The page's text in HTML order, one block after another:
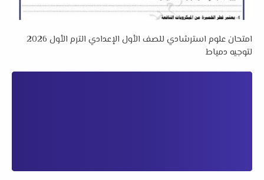
امتحان علوم استرشادي للصف الأول الإعدادي الترم الأول 2026
لتوجيه دمياط